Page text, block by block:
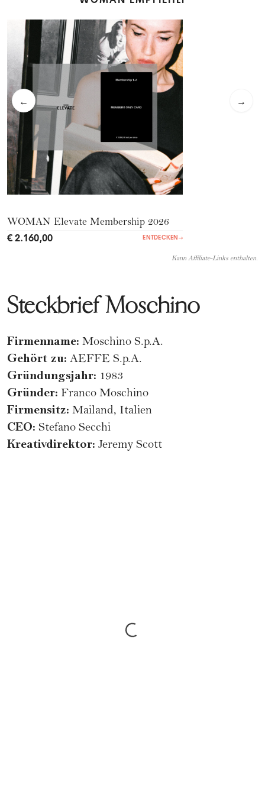
← →
WOMAN Elevate Membership 2026
€ 2.160,00 ENTDECKEN →
Kann Affiliate-Links enthalten.
Steckbrief Moschino
Firmenname: Moschino S.p.A.
Gehört zu: AEFFE S.p.A.
Gründungsjahr: 1983
Gründer: Franco Moschino
Firmensitz: Mailand, Italien
CEO: Stefano Secchi
Kreativdirektor: Jeremy Scott